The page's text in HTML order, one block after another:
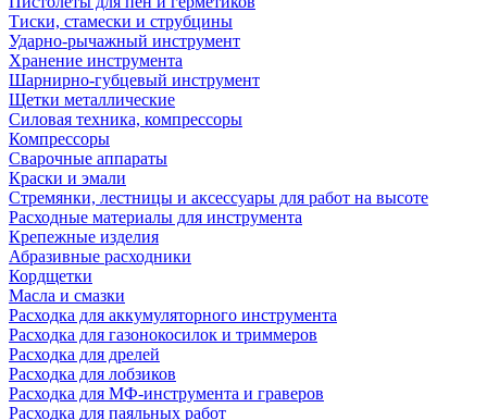
Тиски, стамески и струбцины
Ударно-рычажный инструмент
Хранение инструмента
Шарнирно-губцевый инструмент
Щетки металлические
Силовая техника, компрессоры
Компрессоры
Сварочные аппараты
Краски и эмали
Стремянки, лестницы и аксессуары для работ на высоте
Расходные материалы для инструмента
Крепежные изделия
Абразивные расходники
Кордщетки
Масла и смазки
Расходка для аккумуляторного инструмента
Расходка для газонокосилок и триммеров
Расходка для дрелей
Расходка для лобзиков
Расходка для МФ-инструмента и граверов
Расходка для паяльных работ